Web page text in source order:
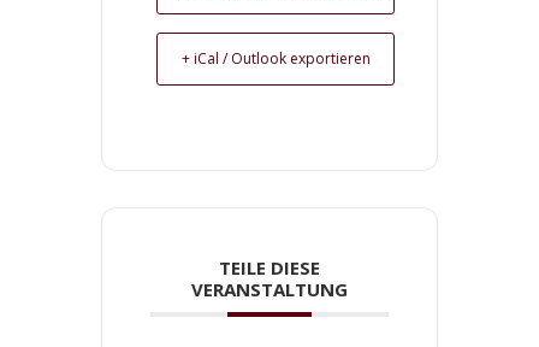
+ iCal / Outlook exportieren
TEILE DIESE
VERANSTALTUNG